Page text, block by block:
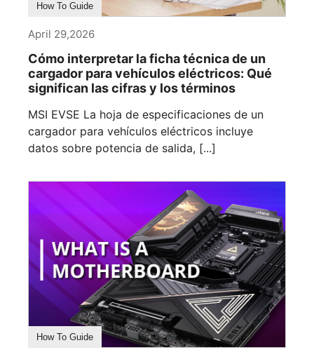
How To Guide
April 29,2026
Cómo interpretar la ficha técnica de un
cargador para vehículos eléctricos: Qué
significan las cifras y los términos
MSI EVSE La hoja de especificaciones de un
cargador para vehículos eléctricos incluye
datos sobre potencia de salida, [...]
How To Guide